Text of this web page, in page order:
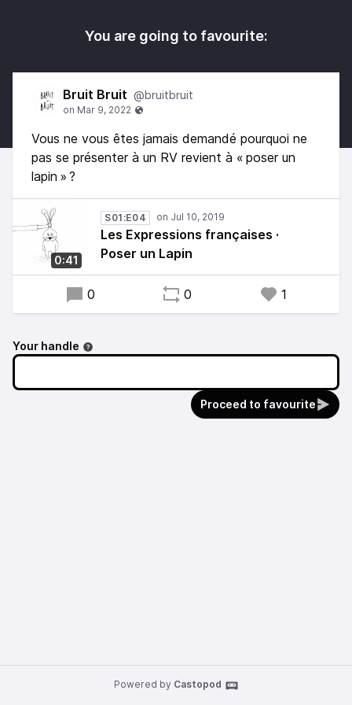
You are going to favourite:
Bruit Bruit @bruitbruit
Vous ne vous êtes jamais demandé pourquoi ne
pas se présenter à un RV revient à « poser un
lapin » ?
0:41
S01:E04
Les Expressions françaises ·
Poser un Lapin
0 0 1
Your handle
Proceed to favourite
Powered by Castopod